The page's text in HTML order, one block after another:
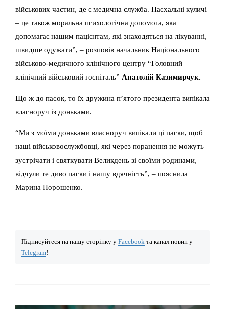
військових частин, де є медична служба. Пасхальні куличі
– це також моральна психологічна допомога, яка
допомагає нашим пацієнтам, які знаходяться на лікуванні,
швидше одужати”, – розповів начальник Національного
військово-медичного клінічного центру “Головний
клінічний військовий госпіталь” Анатолій Казимирчук.
Що ж до пасок, то їх дружина п’ятого президента випікала
власноруч із доньками.
“Ми з моїми доньками власноруч випікали ці паски, щоб
наші військовослужбовці, які через поранення не можуть
зустрічати і святкувати Великдень зі своїми родинами,
відчули те диво паски і нашу вдячність”, – пояснила
Марина Порошенко.
Підписуйтеся на нашу сторінку у Facebook та канал новин у
Telegram!